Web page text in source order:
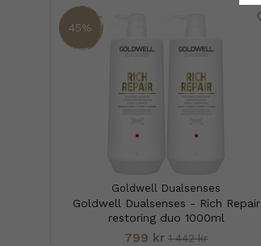
45%
Goldwell Dualsenses
Goldwell Dualsenses - Rich Repair
restoring duo 1000ml
799 kr 1 442 kr